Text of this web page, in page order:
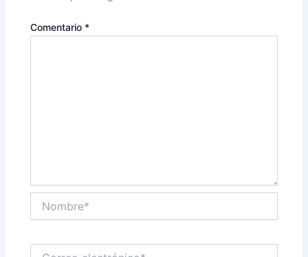
Comentario *